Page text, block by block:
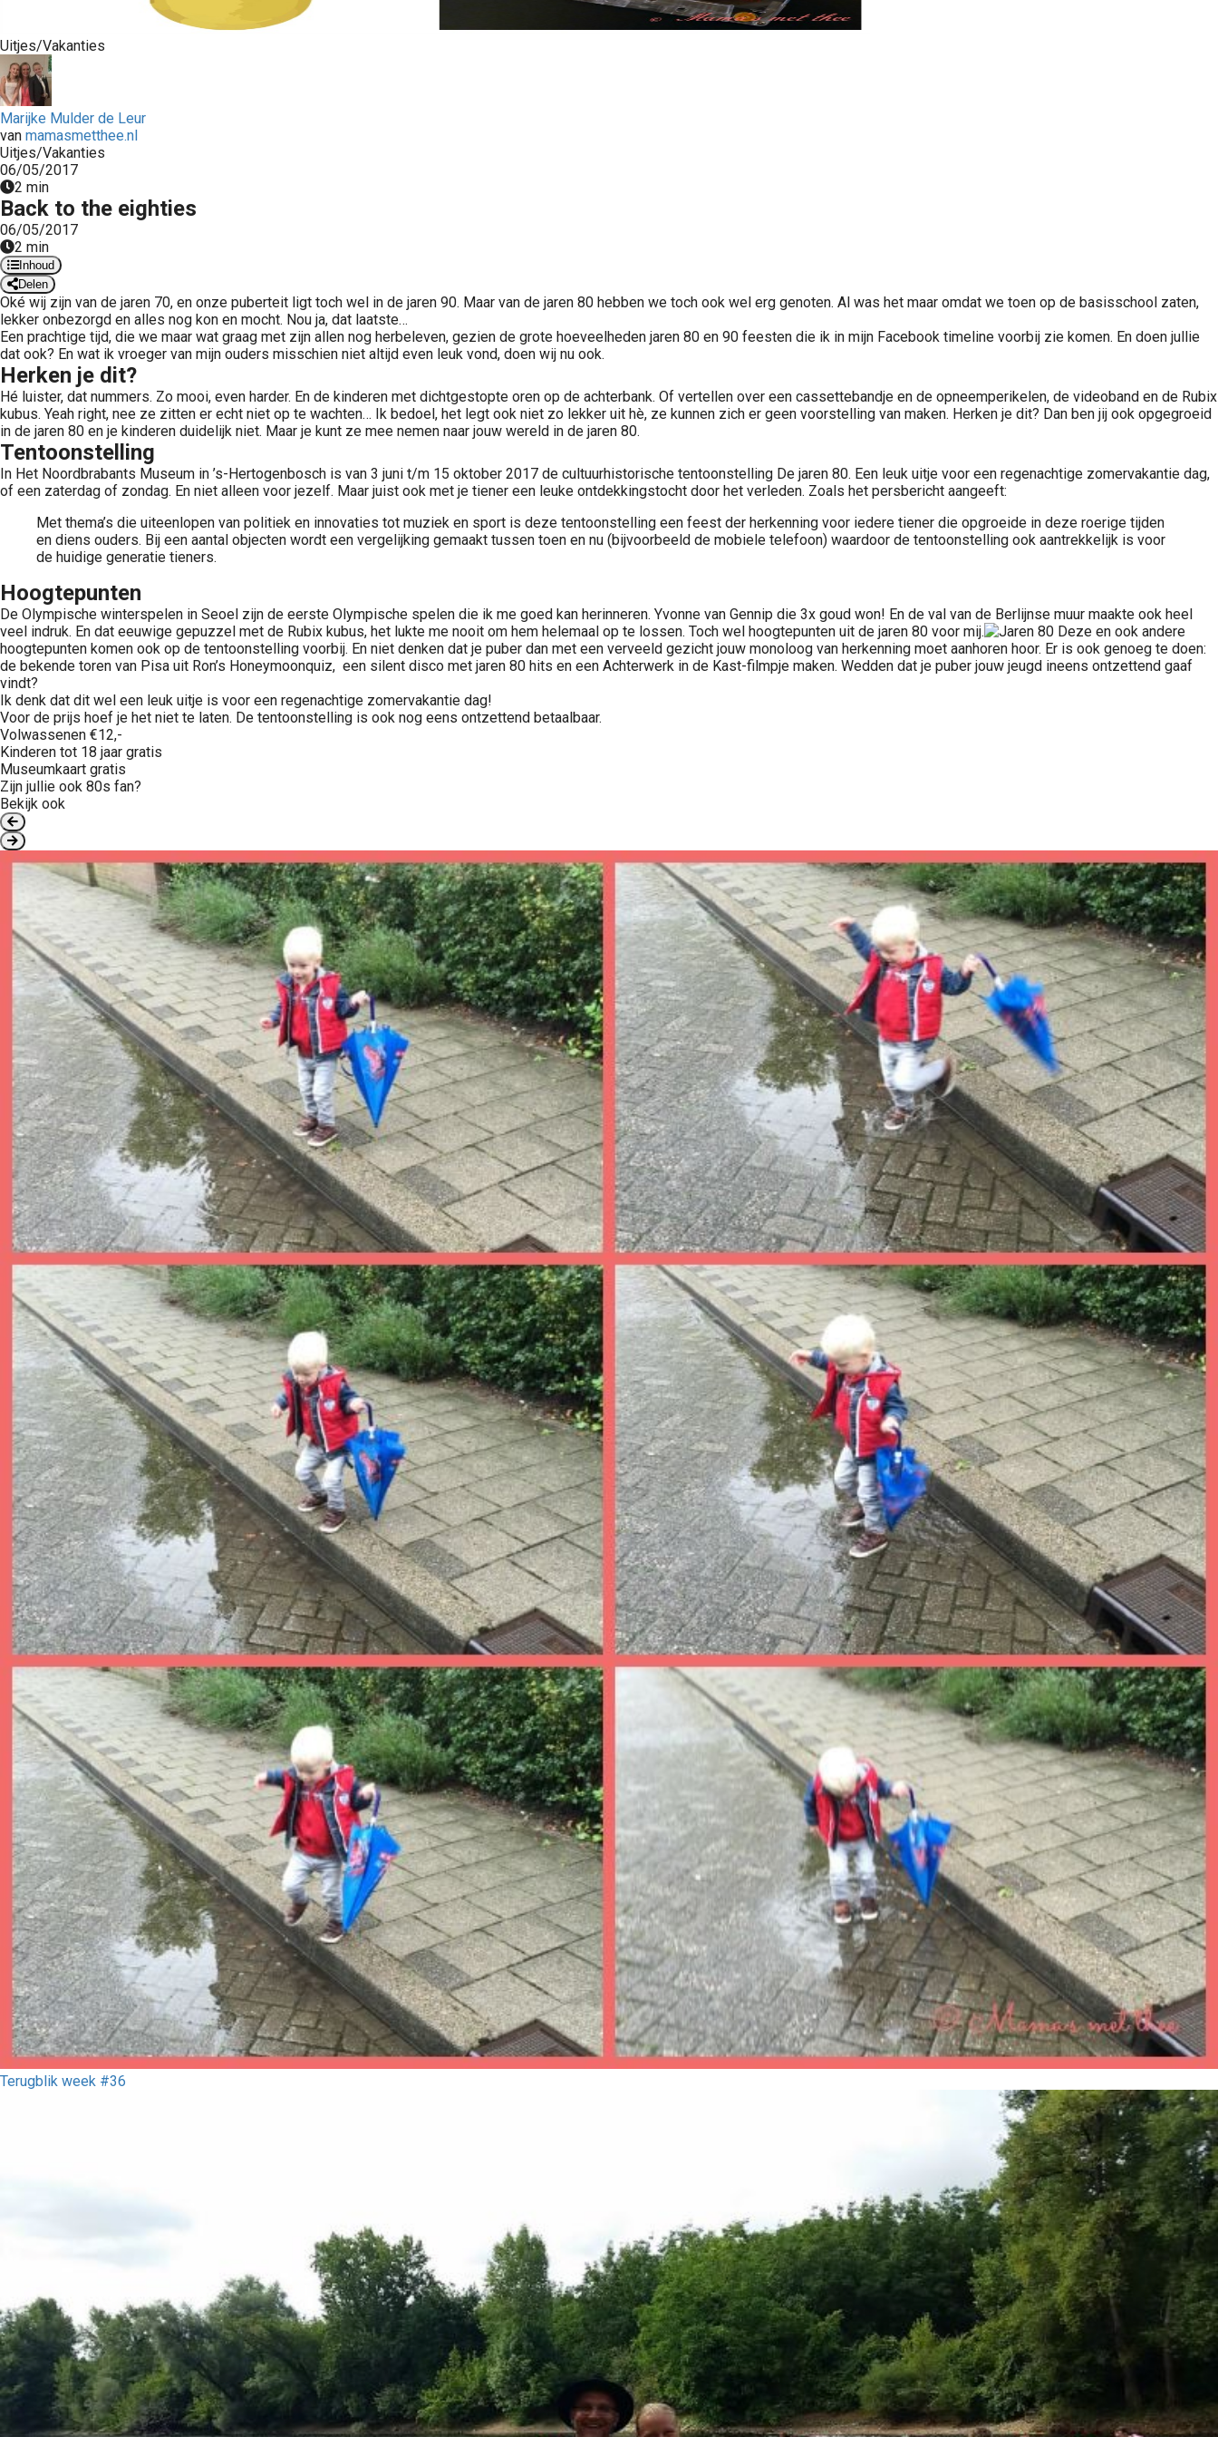
Uitjes/Vakanties
Marijke Mulder de Leur
van mamasmetthee.nl
Uitjes/Vakanties
06/05/2017
2 min
Back to the eighties
06/05/2017
2 min
Inhoud
Delen
Oké wij zijn van de jaren 70, en onze puberteit ligt toch wel in de jaren 90. Maar van de jaren 80 hebben we toch ook wel erg genoten. Al was het maar omdat we toen op de basisschool zaten,
lekker onbezorgd en alles nog kon en mocht. Nou ja, dat laatste…
Een prachtige tijd, die we maar wat graag met zijn allen nog herbeleven, gezien de grote hoeveelheden jaren 80 en 90 feesten die ik in mijn Facebook timeline voorbij zie komen. En doen jullie
dat ook? En wat ik vroeger van mijn ouders misschien niet altijd even leuk vond, doen wij nu ook.
Herken je dit?
Hé luister, dat nummers. Zo mooi, even harder. En de kinderen met dichtgestopte oren op de achterbank. Of vertellen over een cassettebandje en de opneemperikelen, de videoband en de Rubix
kubus. Yeah right, nee ze zitten er echt niet op te wachten… Ik bedoel, het legt ook niet zo lekker uit hè, ze kunnen zich er geen voorstelling van maken. Herken je dit? Dan ben jij ook opgegroeid
in de jaren 80 en je kinderen duidelijk niet. Maar je kunt ze mee nemen naar jouw wereld in de jaren 80.
Tentoonstelling
In Het Noordbrabants Museum in ’s-Hertogenbosch is van 3 juni t/m 15 oktober 2017 de cultuurhistorische tentoonstelling De jaren 80. Een leuk uitje voor een regenachtige zomervakantie dag,
of een zaterdag of zondag. En niet alleen voor jezelf. Maar juist ook met je tiener een leuke ontdekkingstocht door het verleden. Zoals het persbericht aangeeft:
Met thema’s die uiteenlopen van politiek en innovaties tot muziek en sport is deze tentoonstelling een feest der herkenning voor iedere tiener die opgroeide in deze roerige tijden
en diens ouders. Bij een aantal objecten wordt een vergelijking gemaakt tussen toen en nu (bijvoorbeeld de mobiele telefoon) waardoor de tentoonstelling ook aantrekkelijk is voor
de huidige generatie tieners.
Hoogtepunten
De Olympische winterspelen in Seoel zijn de eerste Olympische spelen die ik me goed kan herinneren. Yvonne van Gennip die 3x goud won! En de val van de Berlijnse muur maakte ook heel
veel indruk. En dat eeuwige gepuzzel met de Rubix kubus, het lukte me nooit om hem helemaal op te lossen. Toch wel hoogtepunten uit de jaren 80 voor mij.
Deze en ook andere
hoogtepunten komen ook op de tentoonstelling voorbij. En niet denken dat je puber dan met een verveeld gezicht jouw monoloog van herkenning moet aanhoren hoor. Er is ook genoeg te doen:
de bekende toren van Pisa uit Ron’s Honeymoonquiz, een silent disco met jaren 80 hits en een Achterwerk in de Kast-filmpje maken. Wedden dat je puber jouw jeugd ineens ontzettend gaaf
vindt?
Ik denk dat dit wel een leuk uitje is voor een regenachtige zomervakantie dag!
Voor de prijs hoef je het niet te laten. De tentoonstelling is ook nog eens ontzettend betaalbaar.
Volwassenen €12,-
Kinderen tot 18 jaar gratis
Museumkaart gratis
Zijn jullie ook 80s fan?
Bekijk ook
Terugblik week #36